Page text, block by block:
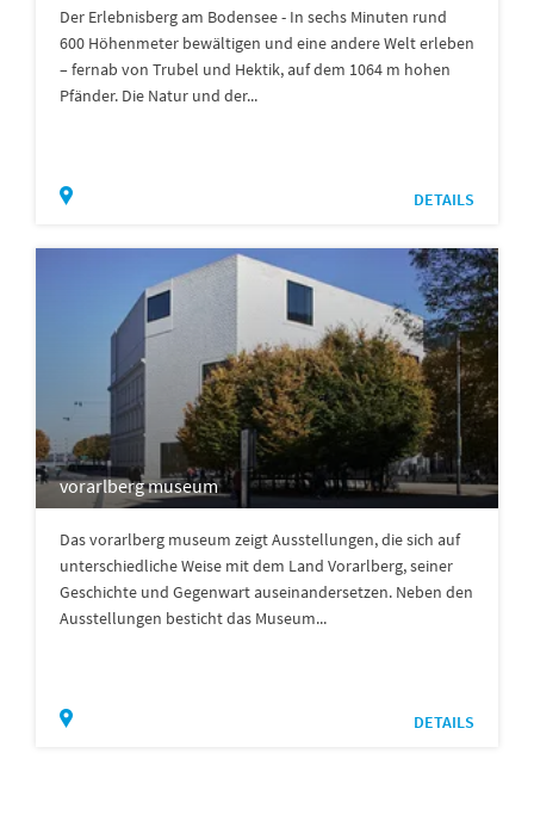
Der Erlebnisberg am Bodensee - In sechs Minuten rund
600 Höhenmeter bewältigen und eine andere Welt erleben
– fernab von Trubel und Hektik, auf dem 1064 m hohen
Pfänder. Die Natur und der...
DETAILS
vorarlberg museum
Das vorarlberg museum zeigt Ausstellungen, die sich auf
unterschiedliche Weise mit dem Land Vorarlberg, seiner
Geschichte und Gegenwart auseinandersetzen. Neben den
Ausstellungen besticht das Museum...
DETAILS